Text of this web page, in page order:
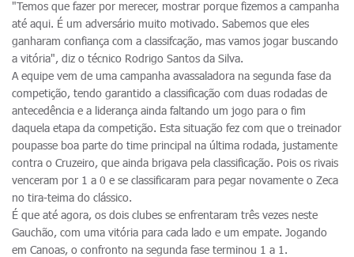
"Temos que fazer por merecer, mostrar porque fizemos a campanha
até aqui. É um adversário muito motivado. Sabemos que eles
ganharam confiança com a classifcação, mas vamos jogar buscando
a vitória", diz o técnico Rodrigo Santos da Silva.
A equipe vem de uma campanha avassaladora na segunda fase da
competição, tendo garantido a classificação com duas rodadas de
antecedência e a liderança ainda faltando um jogo para o fim
daquela etapa da competição. Esta situação fez com que o treinador
poupasse boa parte do time principal na última rodada, justamente
contra o Cruzeiro, que ainda brigava pela classificação. Pois os rivais
venceram por 1 a 0 e se classificaram para pegar novamente o Zeca
no tira-teima do clássico.
É que até agora, os dois clubes se enfrentaram três vezes neste
Gauchão, com uma vitória para cada lado e um empate. Jogando
em Canoas, o confronto na segunda fase terminou 1 a 1.